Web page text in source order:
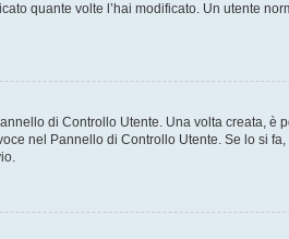
quante volte l’hai modificato. Un utente
di Controllo Utente. Una volta creata, è
nel Pannello di Controllo Utente. Se lo si